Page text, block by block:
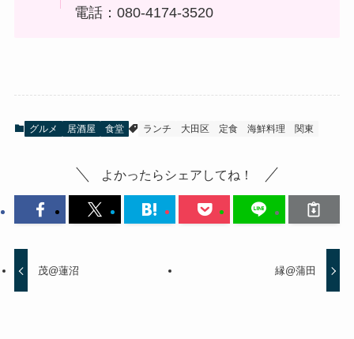
電話：080-4174-3520
グルメ 居酒屋 食堂 ランチ 大田区 定食 海鮮料理 関東
よかったらシェアしてね！
茂@蓮沼 縁@蒲田